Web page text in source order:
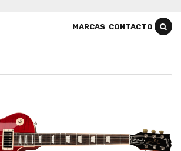
MARCAS CONTACTO